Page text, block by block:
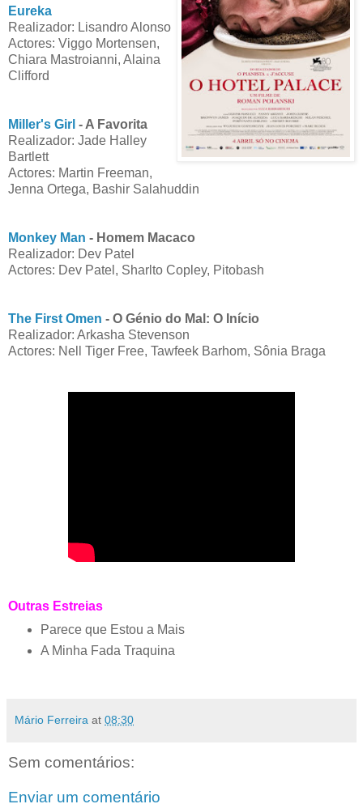
Eureka
Realizador: Lisandro Alonso
Actores: Viggo Mortensen,
Chiara Mastroianni, Alaina
Clifford
Miller's Girl - A Favorita
Realizador: Jade Halley
Bartlett
Actores: Martin Freeman,
Jenna Ortega, Bashir Salahuddin
Monkey Man - Homem Macaco
Realizador: Dev Patel
Actores: Dev Patel, Sharlto Copley, Pitobash
The First Omen - O Génio do Mal: O Início
Realizador: Arkasha Stevenson
Actores: Nell Tiger Free, Tawfeek Barhom, Sônia Braga
Outras Estreias
Parece que Estou a Mais
A Minha Fada Traquina
Mário Ferreira at 08:30
Sem comentários:
Enviar um comentário